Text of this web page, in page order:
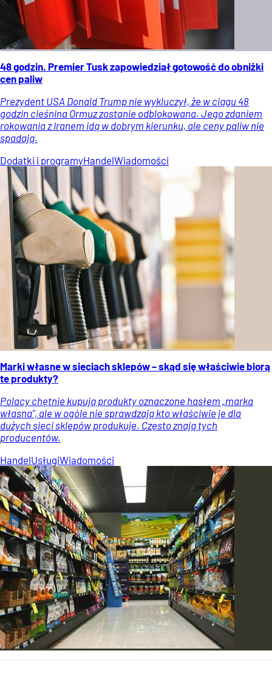
48 godzin. Premier Tusk zapowiedział gotowość do obniżki
cen paliw
Prezydent USA Donald Trump nie wykluczył, że w ciągu 48
godzin cieśnina Ormuz zostanie odblokowana. Jego zdaniem
rokowania z Iranem idą w dobrym kierunku, ale ceny paliw nie
spadają.
Dodatki i programyHandelWiadomości
Marki własne w sieciach sklepów – skąd się właściwie biorą
te produkty?
Polacy chętnie kupują produkty oznaczone hasłem „marka
własna”, ale w ogóle nie sprawdzają kto właściwie je dla
dużych sieci sklepów produkuje. Często znają tych
producentów.
HandelUsługiWiadomości